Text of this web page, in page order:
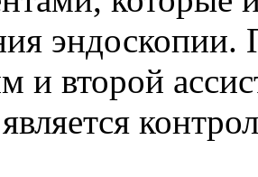
эндоскопии.
и второй